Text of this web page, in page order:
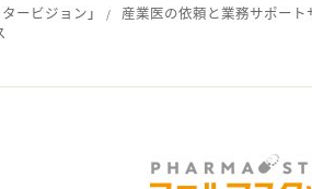
ービジョン」 産業医の依頼と業務サポート